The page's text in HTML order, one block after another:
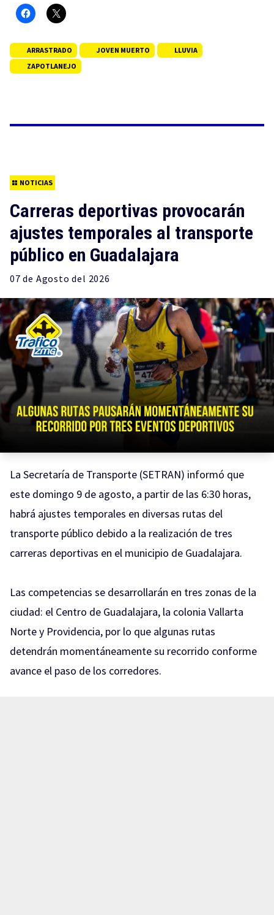
ARRASTRADO JOVEN MUERTO
LLUVIA
ZAPOTLANEJO
NOTICIAS
Carreras deportivas provocarán
ajustes temporales al transporte
público en Guadalajara
07 de Agosto del 2026
La Secretaría de Transporte (SETRAN) informó que
este domingo 9 de agosto, a partir de las 6:30 horas,
habrá ajustes temporales en diversas rutas del
transporte público debido a la realización de tres
carreras deportivas en el municipio de Guadalajara.
Las competencias se desarrollarán en tres zonas de la
ciudad: el Centro de Guadalajara, la colonia Vallarta
Norte y Providencia, por lo que algunas rutas
detendrán momentáneamente su recorrido conforme
avance el paso de los corredores.